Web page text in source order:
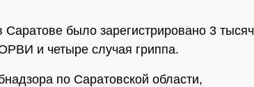
было зарегистрировано 3
и четыре случая гриппа.
по Саратовской области,